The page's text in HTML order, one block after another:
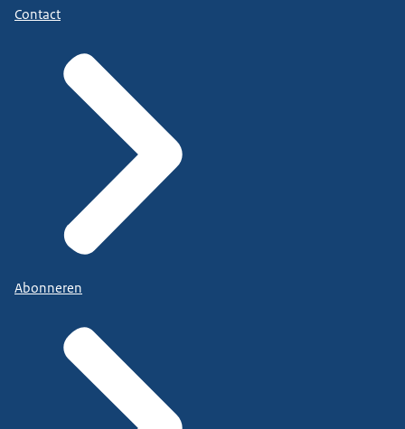
Contact
Abonneren